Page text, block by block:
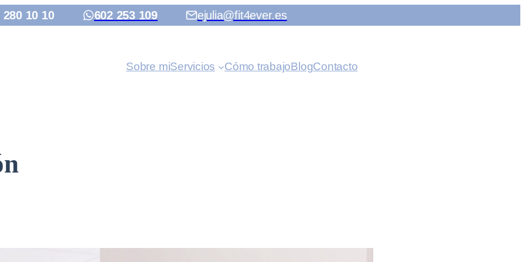
280 10 10 602 253 109 ejulia@fit4ever.es
Sobre miServicios Cómo trabajoBlogContacto